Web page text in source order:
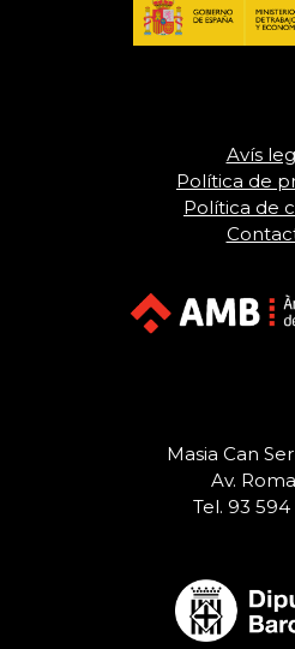
Avís
Política de
Política de
Masia Can
Av.
Tel. 93 594